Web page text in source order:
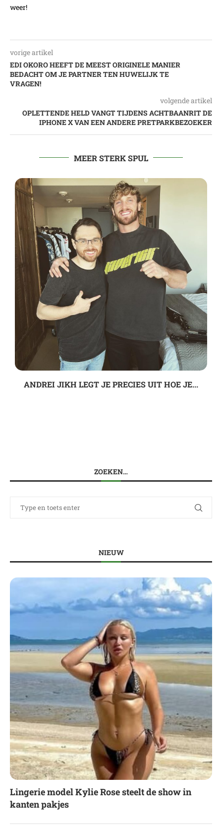
weer!
vorige artikel
EDI OKORO HEEFT DE MEEST ORIGINELE MANIER
BEDACHT OM JE PARTNER TEN HUWELIJK TE
VRAGEN!
volgende artikel
OPLETTENDE HELD VANGT TIJDENS ACHTBAANRIT DE
IPHONE X VAN EEN ANDERE PRETPARKBEZOEKER
MEER STERK SPUL
ANDREI JIKH LEGT JE PRECIES UIT HOE JE...
ZOEKEN…
NIEUW
Lingerie model Kylie Rose steelt de show in
kanten pakjes